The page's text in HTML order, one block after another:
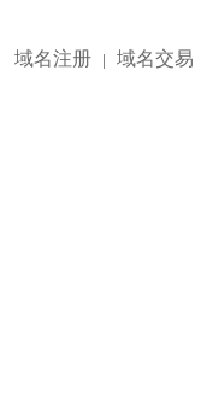
域名注册 | 域名交易